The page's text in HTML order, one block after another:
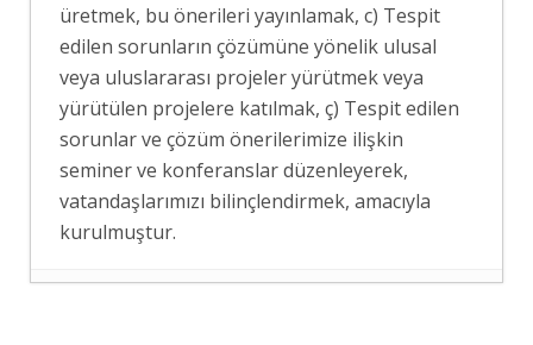
üretmek, bu önerileri yayınlamak, c) Tespit
edilen sorunların çözümüne yönelik ulusal
veya uluslararası projeler yürütmek veya
yürütülen projelere katılmak, ç) Tespit edilen
sorunlar ve çözüm önerilerimize ilişkin
seminer ve konferanslar düzenleyerek,
vatandaşlarımızı bilinçlendirmek, amacıyla
kurulmuştur.